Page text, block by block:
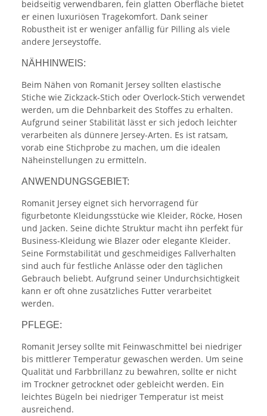
beidseitig verwendbaren, fein glatten Oberfläche bietet
er einen luxuriösen Tragekomfort. Dank seiner
Robustheit ist er weniger anfällig für Pilling als viele
andere Jerseystoffe.
NÄHHINWEIS:
Beim Nähen von Romanit Jersey sollten elastische
Stiche wie Zickzack-Stich oder Overlock-Stich verwendet
werden, um die Dehnbarkeit des Stoffes zu erhalten.
Aufgrund seiner Stabilität lässt er sich jedoch leichter
verarbeiten als dünnere Jersey-Arten. Es ist ratsam,
vorab eine Stichprobe zu machen, um die idealen
Näheinstellungen zu ermitteln.
ANWENDUNGSGEBIET:
Romanit Jersey eignet sich hervorragend für
figurbetonte Kleidungsstücke wie Kleider, Röcke, Hosen
und Jacken. Seine dichte Struktur macht ihn perfekt für
Business-Kleidung wie Blazer oder elegante Kleider.
Seine Formstabilität und geschmeidiges Fallverhalten
sind auch für festliche Anlässe oder den täglichen
Gebrauch beliebt. Aufgrund seiner Undurchsichtigkeit
kann er oft ohne zusätzliches Futter verarbeitet
werden.
PFLEGE:
Romanit Jersey sollte mit Feinwaschmittel bei niedriger
bis mittlerer Temperatur gewaschen werden. Um seine
Qualität und Farbbrillanz zu bewahren, sollte er nicht
im Trockner getrocknet oder gebleicht werden. Ein
leichtes Bügeln bei niedriger Temperatur ist meist
ausreichend.